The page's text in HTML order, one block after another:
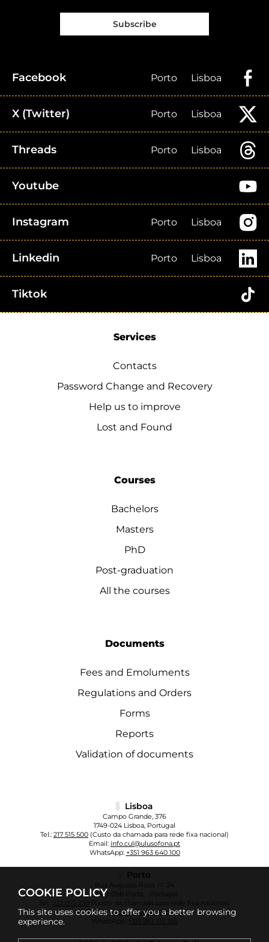
COOKIE POLICY
This site uses cookies to offer you a better browsing
experience.
Subscribe
Facebook Porto Lisboa
X (Twitter) Porto Lisboa
Threads Porto Lisboa
Youtube
Instagram Porto Lisboa
Linkedin Porto Lisboa
Tiktok
Services
Contacts
Password Change and Recovery
Help us to improve
Lost and Found
Courses
Bachelors
Masters
PhD
Post-graduation
All the courses
Documents
Fees and Emoluments
Regulations and Orders
Forms
Reports
Validation of documents
Lisboa
Campo Grande, 376
1749-024 Lisboa, Portugal
Tel.: 217 515 500 (Custo da chamada para rede fixa nacional)
Email: info.cul@ulusofona.pt
WhatsApp: +351 963 640 100
Porto
Rua Augusto Rosa, nº 24
4000-098 Porto - Portugal
222 073 230
(Custo da chamada para rede fixa nacional)
Email: info.cup@ulusofona.pt
WhatsApp:
+351 961 135 355